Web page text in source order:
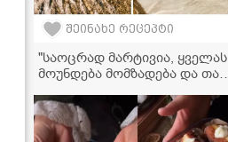
შეინახე რეცეპტი
"საოცრად მარტივია, ყველას
მოუნდება მომზადება და თან
ფორთოხლის მარმელადის
და ჯემის რეცეპტი